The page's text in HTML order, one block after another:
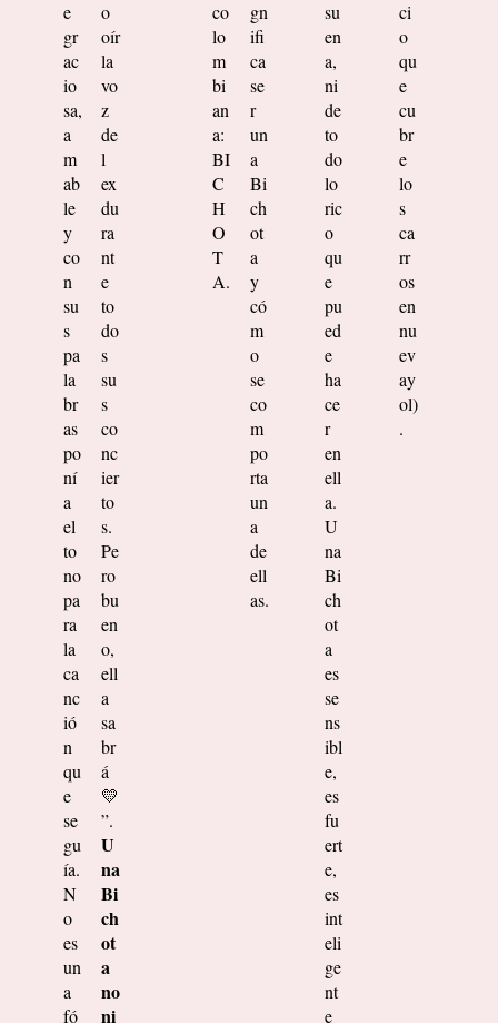
e
gr
ac
io
sa,
a
m
ab
le
y
co
n
su
s
pa
la
br
as
po
ní
a
el
to
no
pa
ra
la
ca
nc
ió
n
qu
e
se
gu
ía.
N
o
es
un
a
fó
o
oír
la
vo
z
de
l
ex
du
ra
nt
e
to
do
s
su
s
co
nc
ier
to
s.
Pe
ro
bu
en
o,
ell
a
sa
br
á
💛
”.
U
na
Bi
ch
ot
a
no
ni
co
lo
m
bi
an
a:
BI
C
H
O
T
A.
gn
ifi
ca
se
r
un
a
Bi
ch
ot
a
y
có
m
o
se
co
m
po
rta
un
a
de
ell
as.
su
en
a,
ni
de
to
do
lo
ric
o
qu
e
pu
ed
e
ha
ce
r
en
ell
a.
U
na
Bi
ch
ot
a
es
se
ns
ibl
e,
es
fu
ert
e,
es
int
eli
ge
nt
e
ci
o
qu
e
cu
br
e
lo
s
ca
rr
os
en
nu
ev
ay
ol)
.